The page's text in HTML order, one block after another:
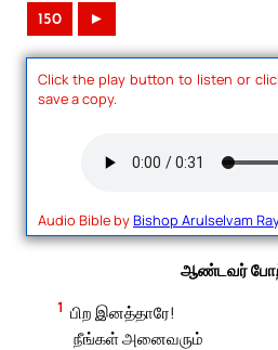
150 ►
Click the play button to listen or
save a copy.
Audio Bible byBishop Arulselvam
ஆண்டவர்
1 பிற இனத்தாரே!
நீங்கள் அனைவரும்